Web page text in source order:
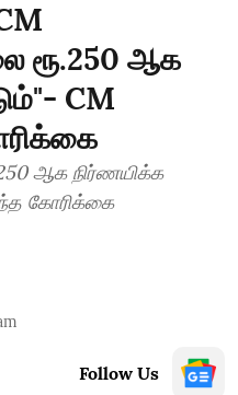
ரூ.250 ஆக
CM
ஆக நிர்ணயிக்க
கோரிக்கை
Follow Us